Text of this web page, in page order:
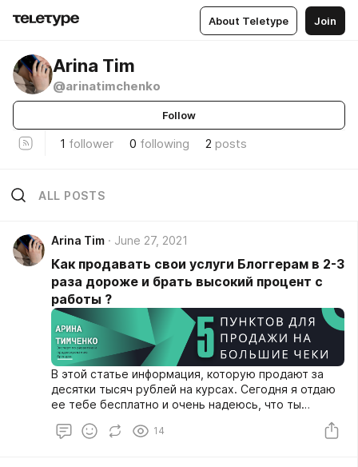
About Teletype Join
Arina Tim
@arinatimchenko
Follow
1 follower 0 following 2 posts
ALL POSTS
Arina Tim June 27, 2021
Как продавать свои услуги Блоггерам в 2-3
раза дороже и брать высокий процент с
работы ?
В этой статье информация, которую продают за
десятки тысяч рублей на курсах. Сегодня я отдаю
ее тебе бесплатно и очень надеюсь, что ты
14